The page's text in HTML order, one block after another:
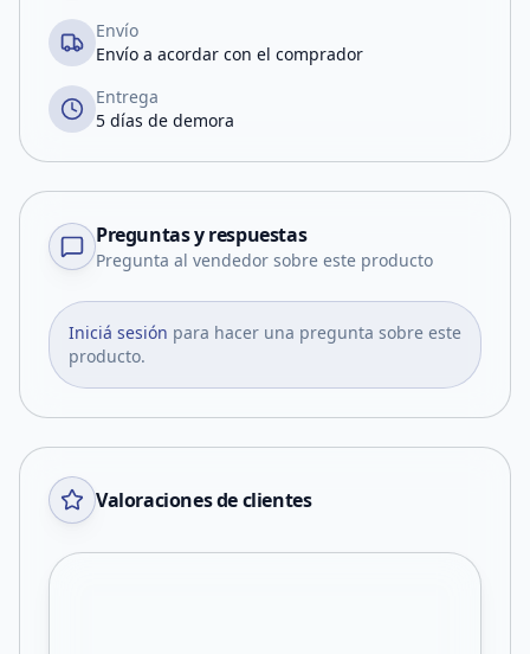
Envío
Envío a acordar con el comprador
Entrega
5 días de demora
Preguntas y respuestas
Pregunta al vendedor sobre este producto
Iniciá sesión para hacer una pregunta sobre este
producto.
Valoraciones de clientes